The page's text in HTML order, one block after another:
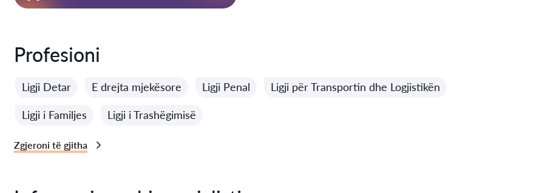
Profesioni
Ligji Detar E drejta mjekësore Ligji Penal Ligji për Transportin dhe Logjistikën
Ligji i Familjes Ligji i Trashëgimisë
Zgjeroni të gjitha